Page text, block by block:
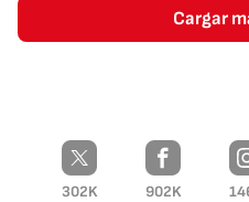
Cargar
302K 902K